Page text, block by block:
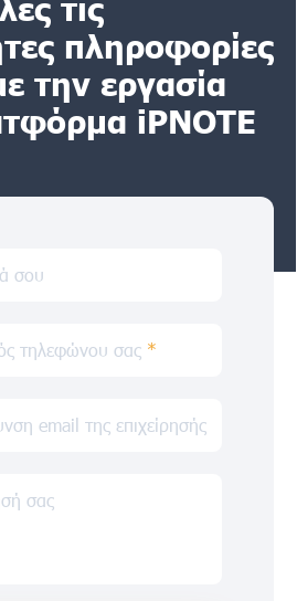
τις
πληροφορίες
την εργασία
iPNOTE
σου
τηλεφώνου σας *
email της επιχείρησής
σας